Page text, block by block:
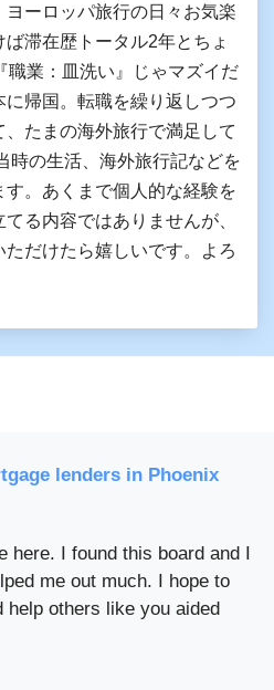
ーロッパ旅行の日々お気楽
滞在歴トータル2年とちょ
職業：皿洗い』じゃマズイだ
帰国。転職を繰り返しつつ
たまの海外旅行で満足して
時の生活、海外旅行記などを
。あくまで個人的な経験を
る内容ではありませんが、
だけたら嬉しいです。よろ
lenders in Phoenix
here. I found this board and I
me out much. I hope to
others like you aided